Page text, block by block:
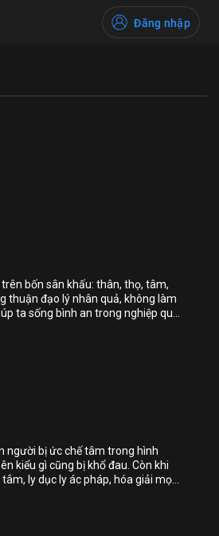
Đăng nhập
bốn sân khấu: thân, thọ, tâm,
thuận đạo lý nhân quả, không làm
ta sống bình an trong nghiệp quả
Bình luận
người bị ức chế tâm trong hình
kiểu gì cũng bị khổ đau. Còn khi
ly dục ly ác pháp, hóa giải mọi
Bình luận